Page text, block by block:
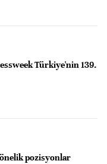
Türkiye'nin 139.
pozisyonlar